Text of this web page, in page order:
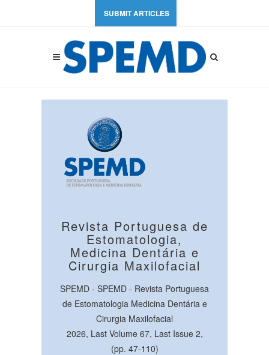
SUBMIT ARTICLES
Revista Portuguesa de
Estomatologia,
Medicina Dentária e
Cirurgia Maxilofacial
SPEMD - SPEMD - Revista Portuguesa
de Estomatologia Medicina Dentária e
Cirurgia Maxilofacial
2026, Last Volume 67, Last Issue 2,
(pp. 47-110)